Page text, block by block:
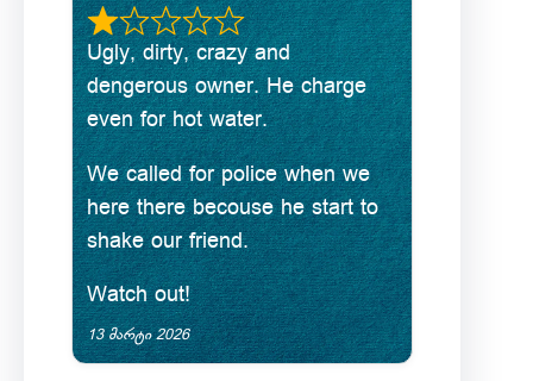
u
t
o
f
5
d
5
.
0
o
u
t
o
f
R
a
t
e
d
1
.
0
Ugly, dirty, crazy and
dengerous owner. He charge
even for hot water.
We called for police when we
here there becouse he start to
shake our friend.
Watch out!
13 მარტი 2026